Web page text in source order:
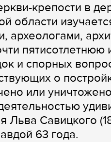
крепости в
области
археологами,
и спорных
о
или
Льва Савицкого
63 года.